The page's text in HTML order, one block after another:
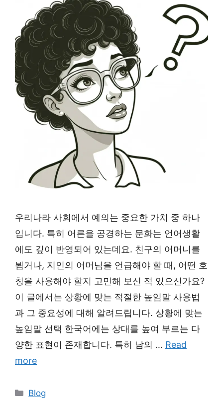
우리나라 사회에서 예의는 중요한 가치 중 하나
입니다. 특히 어른을 공경하는 문화는 언어생활
에도 깊이 반영되어 있는데요. 친구의 어머니를
뵙거나, 지인의 어머님을 언급해야 할 때, 어떤 호
칭을 사용해야 할지 고민해 보신 적 있으신가요?
이 글에서는 상황에 맞는 적절한 높임말 사용법
과 그 중요성에 대해 알려드립니다. 상황에 맞는
높임말 선택 한국어에는 상대를 높여 부르는 다
양한 표현이 존재합니다. 특히 남의 … Read
more
Categories
Blog